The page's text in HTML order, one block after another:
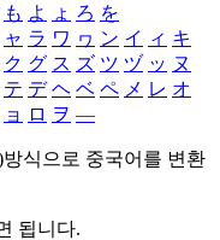
も よ ょ ろ を
ャ ラ ワ ヮ ン イ ィ キ
ク グ ス ズ ツ ヅ ッ ヌ
テ デ ヘ ベ ペ メ レ オ
ョ ロ ヲ ―
식으로 중국어를 변환
됩니다.